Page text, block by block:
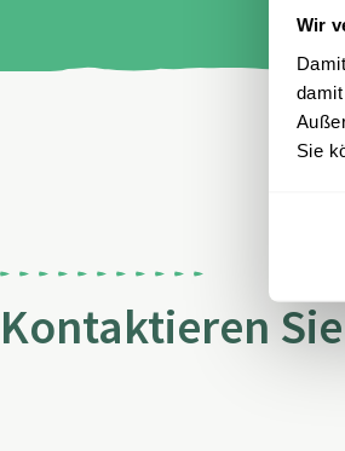
Wir
Sie
Kontaktieren